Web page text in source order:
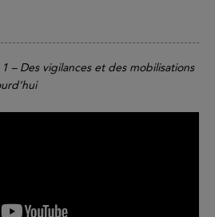
– Des vigilances et des mobilisations